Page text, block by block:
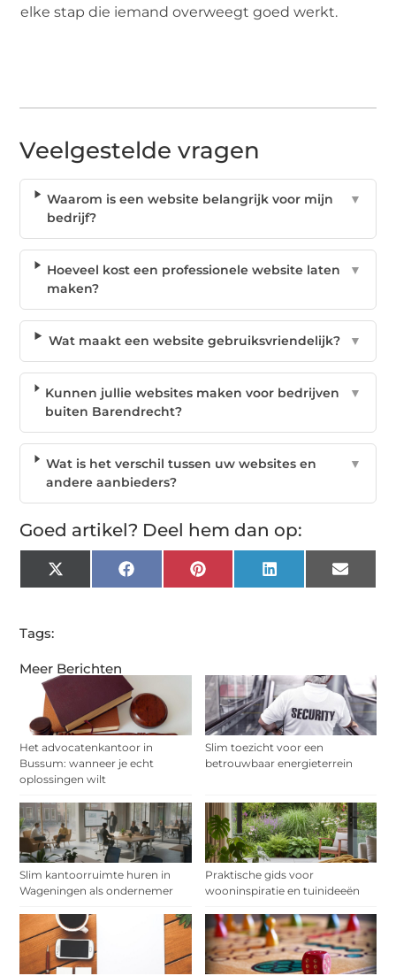
Meer Berichten
Het advocatenkantoor in
Bussum: wanneer je echt
oplossingen wilt
Slim toezicht voor een
betrouwbaar energieterrein
Slim kantoorruimte huren in
Wageningen als ondernemer
Praktische gids voor
wooninspiratie en tuinideeën
elke stap die iemand overweegt goed werkt.
Veelgestelde vragen
Waarom is een website belangrijk voor mijn
bedrijf?
▼
Hoeveel kost een professionele website laten
maken?
▼
Wat maakt een website gebruiksvriendelijk? ▼
Kunnen jullie websites maken voor bedrijven
buiten Barendrecht?
▼
Wat is het verschil tussen uw websites en
andere aanbieders?
▼
Goed artikel? Deel hem dan op:
X
(Twitter)
Facebook Pinterest LinkedIn Email
Tags: